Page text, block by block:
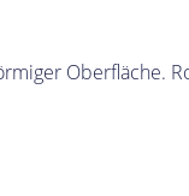
Oberfläche.